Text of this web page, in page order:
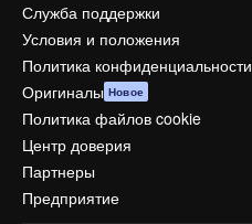
Служба поддержки
Условия и положения
Политика конфиденциальности
Оригиналы Новое
Политика файлов cookie
Центр доверия
Партнеры
Предприятие